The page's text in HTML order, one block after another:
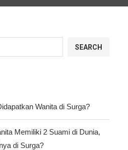
SEARCH
Wanita di Surga?
Memiliki 2 Suami di Dunia,
di Surga?